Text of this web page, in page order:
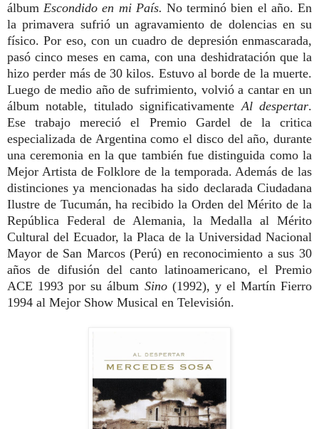
álbumEscondido en mi País.No terminó bien el año. En
la primavera sufrió un agravamiento de dolencias en su
físico. Por eso, con un cuadro de depresión enmascarada,
pasó cinco meses en cama, con una deshidratación que la
hizo perder más de 30 kilos. Estuvo al borde de la muerte.
Luego de medio año de sufrimiento, volvió a cantar en un
álbum notable, titulado significativamenteAl despertar.
Ese trabajo mereció el Premio Gardel de la critica
especializada de Argentina como el disco del año, durante
una ceremonia en la que también fue distinguida como la
Mejor Artista de Folklore de la temporada. Además de las
distinciones ya mencionadas ha sido declarada Ciudadana
Ilustre de Tucumán, ha recibido la Orden del Mérito de la
República Federal de Alemania, la Medalla al Mérito
Cultural del Ecuador, la Placa de la Universidad Nacional
Mayor de San Marcos (Perú) en reconocimiento a sus 30
años de difusión del canto latinoamericano, el Premio
ACE 1993 por su álbum Sino (1992), y el Martín Fierro
1994 al Mejor Show Musical en Televisión.